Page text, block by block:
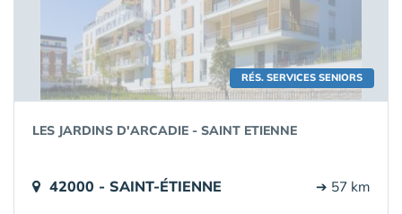
RÉS. SERVICES SENIORS
LES JARDINS D'ARCADIE - SAINT ETIENNE
42000 - SAINT-ÉTIENNE ➔ 57 km